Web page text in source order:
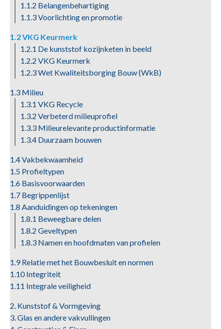
1.1.2 Belangenbehartiging
1.1.3 Voorlichting en promotie
1.2 VKG Keurmerk
1.2.1 De kunststof kozijnketen in beeld
1.2.2 VKG Keurmerk
1.2.3 Wet Kwaliteitsborging Bouw (WkB)
1.3 Milieu
1.3.1 VKG Recycle
1.3.2 Verbeterd milieuprofiel
1.3.3 Milieurelevante productinformatie
1.3.4 Duurzaam bouwen
1.4 Vakbekwaamheid
1.5 Profieltypen
1.6 Basisvoorwaarden
1.7 Begrippenlijst
1.8 Aanduidingen op tekeningen
1.8.1 Beweegbare delen
1.8.2 Geveltypen
1.8.3 Namen en hoofdmaten van profielen
1.9 Relatie met het Bouwbesluit en normen
1.10 Integriteit
1.11 Integrale veiligheid
2. Kunststof & Vormgeving
3. Glas en andere vakvullingen